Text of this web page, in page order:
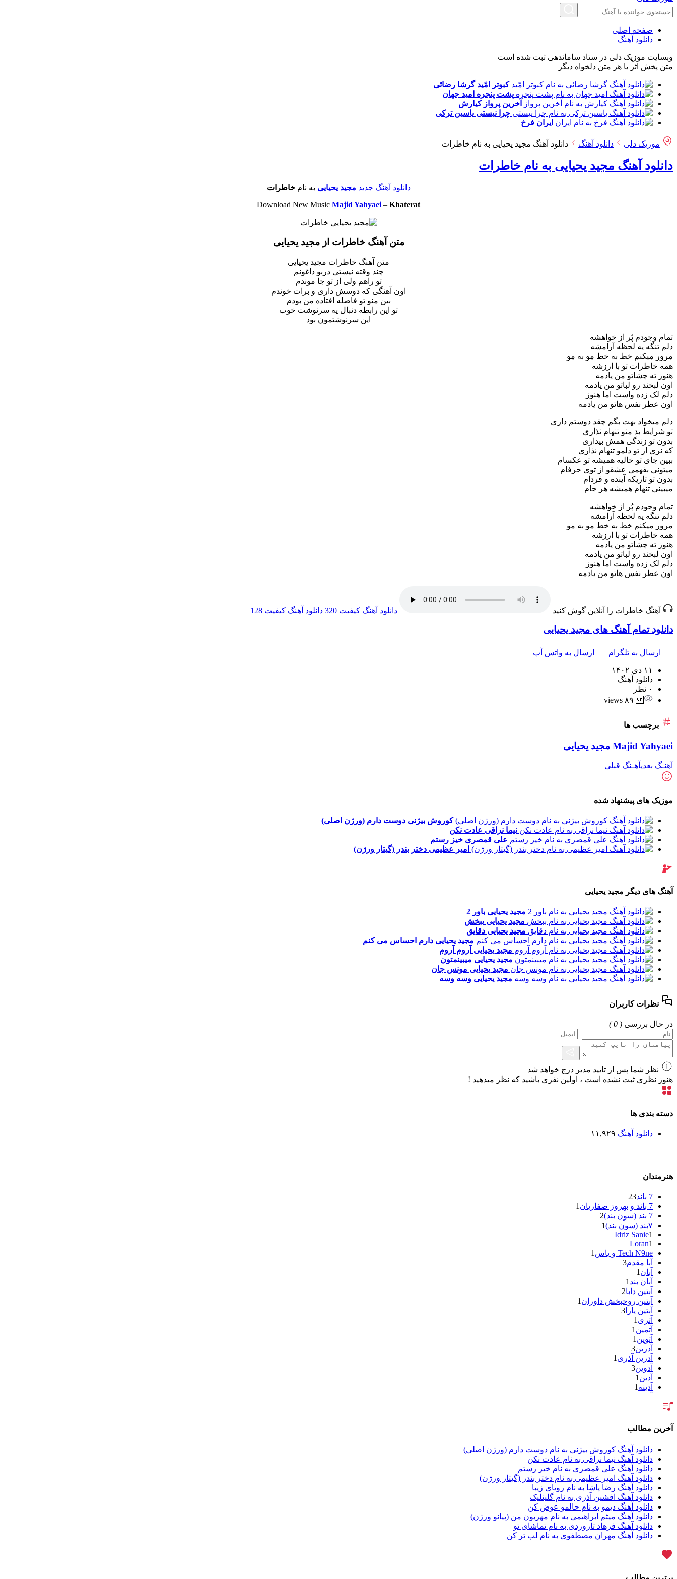
صفحه اصلی
دانلود آهنگ
وبسایت موزیک دلی در ستاد ساماندهی ثبت شده است
متن پخش اثر یا هر متن دلخواه دیگر
کبوتر امّید گرشا رضائی
پشت پنجره امید جهان
آخرین پرواز کیارش
چرا نیستی یاسین ترکی
ایران فرخ
موزیک دلی دانلود آهنگ دانلود آهنگ مجید یحیایی به نام خاطرات
دانلود آهنگ مجید یحیایی به نام خاطرات
دانلود آهنگ جدید مجید یحیایی به نامخاطرات
Download New Music Majid Yahyaei – Khaterat
متن آهنگ خاطرات از مجید یحیایی
متن آهنگ خاطرات مجید یحیایی
چند وقته نیستی دربو داغونم
تو راهم ولی از تو جا موندم
اون آهنگی که دوسش داری و برات خوندم
بین منو تو فاصله افتاده من بودم
تو این رابطه دنبال یه سرنوشت خوب
این سرنوشتمون بود
تمام وجودم پُر از خواهشه
دلم تنگه یه لحظه آرامشه
مرور میکنم خط به خط مو به مو
همه خاطرات تو با ارزشه
هنوز ته چشاتو من یادمه
اون لبخند رو لباتو من یادمه
دلم لک زده واست اما هنوز
اون عطر نفس هاتو من یادمه
دلم میخواد بهت بگم چقد دوستم داری
تو شرایط بد منو تنهام نذاری
بدون تو زندگی همش بیداری
که نری از تو دلمو تنهام نذاری
ببین جای تو خالیه همیشه تو عکسام
میتونی بفهمی عشقو از توی حرفام
بدون تو تاریکه آینده و فردام
میبینی تنهام همیشه هر جام
تمام وجودم پُر از خواهشه
دلم تنگه یه لحظه آرامشه
مرور میکنم خط به خط مو به مو
همه خاطرات تو با ارزشه
هنوز ته چشاتو من یادمه
اون لبخند رو لباتو من یادمه
دلم لک زده واست اما هنوز
اون عطر نفس هاتو من یادمه
آهنگ خاطرات را آنلاین گوش کنید دانلود آهنگ کیفیت 320 دانلود آهنگ کیفیت 128
دانلود تمام آهنگ های مجید یحیایی
ارسال به تلگرام ارسال به واتس آپ
۱۱ دی ۱۴۰۲
دانلود آهنگ
۰ نظر
۸۹ views
برچسب ها
Majid Yahyaei مجید یحیایی
آهنـگ بعدیآهـنگ قبلی
موزیک های پیشنهاد شده
کوروش بیژنی دوست دارم (ورژن اصلی)
نیما نراقی عادت نکن
علی قمصری خیز رستم
امیر عظیمی دختر بندر (گیتار ورژن)
آهنگ های دیگر مجید یحیایی
مجید یحیایی باور 2
مجید یحیایی ببخش
مجید یحیایی دقایق
مجید یحیایی دارم احساس می کنم
مجید یحیایی آروم آروم
مجید یحیایی میبینمتون
مجید یحیایی مونس جان
مجید یحیایی وسه وسه
نظرات کاربران
در حال بررسی ( 0 )
نظر شما پس از تایید مدیر درج خواهد شد
هنوز نظری ثبت نشده است ، اولین نفری باشید که نظر میدهید !
دسته بندی ها
دانلود آهنگ ۱۱,۹۲۹
هنرمندان
7 باند
23
7 باند و بهروز صفاریان
1
7 بند (سون بند)
2
۷بند (سون بند)
1
Idriz Sanie1
Loran1
Tech N9ne و یاس
1
آبا مقدم3
آبان 1
آبان بند 1
آبتین دابا2
آبتین روحبخش داوران 1
آبتین یارا 3
آتری 1
آتمین 1
آتوین 1
آدرین3
آدرین آذری 1
آدوین3
آدین 1
آدینه 1
آراد عباسی
آراز
آراز آرا
آراز المان2
آراز نصیری1
آراکو1
آراکوم3
آران2
آران براتی1
آران براتی و ایمان حمیدی1
آران، مُوِرس و وینتِرس1
آرپژ1
آرتا1
آخرین مطالب
دانلود آهنگ کوروش بیژنی به نام دوست دارم (ورژن اصلی)
دانلود آهنگ نیما نراقی به نام عادت نکن
دانلود آهنگ علی قمصری به نام خیز رستم
دانلود آهنگ امیر عظیمی به نام دختر بندر (گیتار ورژن)
دانلود آهنگ رضا پاشا به نام رویای زیبا
دانلود آهنگ افشین آذری به نام گلینلیک
دانلود آهنگ دیمو به نام حالمو عوض کن
دانلود آهنگ میثم ابراهیمی به نام مهربون من (پیانو ورژن)
دانلود آهنگ فرهاد تاروردی به نام تماشای تو
دانلود آهنگ مهران مصطفوی به نام لب تر کن